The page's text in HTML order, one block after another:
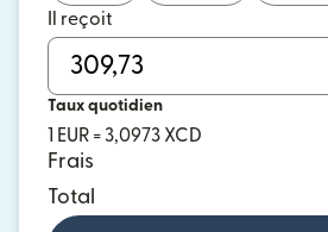
Il reçoit
Taux quotidien
1 EUR = 3,0973 XCD
Frais
Total